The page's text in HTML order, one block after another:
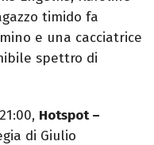
timido fa
e una cacciatrice
spettro di
Hotspot –
di Giulio